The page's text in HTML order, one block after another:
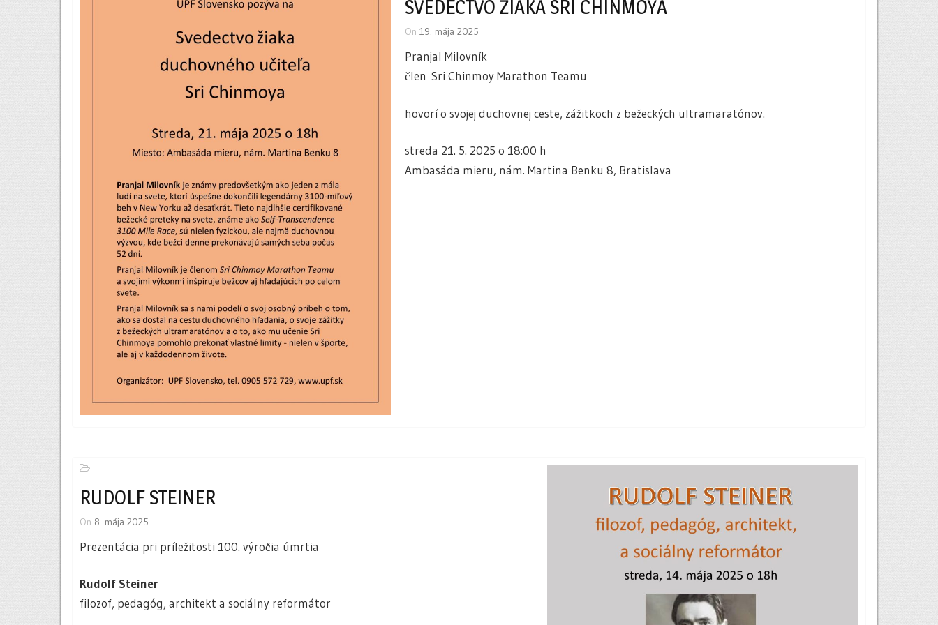
SVEDECTVO ŽIAKA SRI CHINMOYA
On19. mája 2025
Pranjal Milovník
člen Sri Chinmoy Marathon Teamu
hovorí o svojej duchovnej ceste, zážitkoch z bežeckých ultramaratónov.
streda 21. 5. 2025 o 18:00 h
Ambasáda mieru, nám. Martina Benku 8, Bratislava
RUDOLF STEINER
On 8. mája 2025
Prezentácia pri príležitosti 100. výročia úmrtia
Rudolf Steiner
filozof, pedagóg, architekt a sociálny reformátor